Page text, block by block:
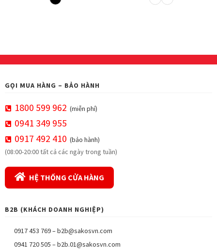
GỌI MUA HÀNG – BẢO HÀNH
1800 599 962 (miễn phí)
0941 349 955
0917 492 410 (bảo hành)
(08:00-20:00 tất cả các ngày trong tuần)
HỆ THỐNG CỬA HÀNG
B2B (KHÁCH DOANH NGHIỆP)
0917 453 769–b2b@sakosvn.com
0941 720 505 –b2b.01@sakosvn.com